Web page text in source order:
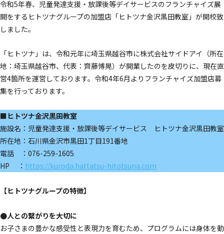
令和5年春、児童発達支援・放課後等デイサービスのフランチャイズ展
開をするヒトツナグループの加盟店「ヒトツナ金沢黒田教室」が開校致
しました。
「ヒトツナ」は、令和元年に埼玉県越谷市に株式会社サイドアイ（所在
地：埼玉県越谷市、代表：齊藤博晃）が開業したのを皮切りに、現在直
営4箇所を運営しております。令和4年6月よりフランチャイズ加盟店募
集を行っております。
■ヒトツナ金沢黒田教室
施設名：児童発達支援・放課後等デイサービス ヒトツナ金沢黒田教室
所在地：石川県金沢市黒田1丁目191番地
電話 ：076-259-1605
HP ： https://kuroda.hattatsu-hitotsuna.com
【ヒトツナグループの特徴】
●人との繋がりを大切に
お子さまの豊かな感受性と表現力を育むため、プログラムには身体を動